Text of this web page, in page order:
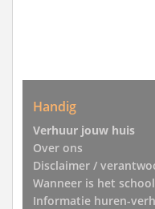
Handig
Verhuur jouw huis
Over ons
Disclaimer /
Wanneer is het
Informatie huren-